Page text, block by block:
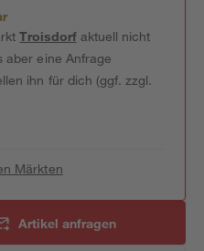
Troisdorfaktuell nicht
aber eine Anfrage
ihn für dich (ggf. zzgl.
Märkten
Artikel anfragen